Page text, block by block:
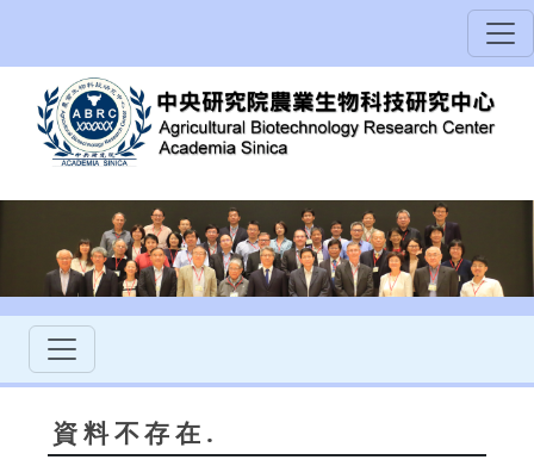
資料不存在.